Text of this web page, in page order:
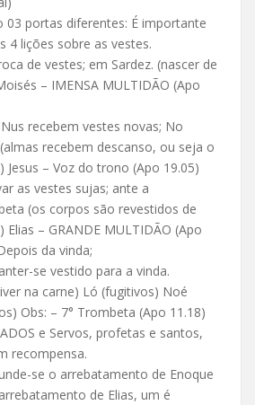
03 portas diferentes: É importante
4 lições sobre as vestes.
de vestes; em Sardez. (nascer de
– IMENSA MULTIDÃO (Apo
recebem vestes novas; No
recebem descanso, ou seja o
Jesus – Voz do trono (Apo 19.05)
as vestes sujas; ante a
(os corpos são revestidos de
Elias – GRANDE MULTIDÃO (Apo
da vinda;
se vestido para a vinda.
na carne) Ló (fugitivos) Noé
Obs: – 7° Trombeta (Apo 11.18)
e Servos, profetas e santos,
recompensa.
se o arrebatamento de Enoque
de Elias, um é